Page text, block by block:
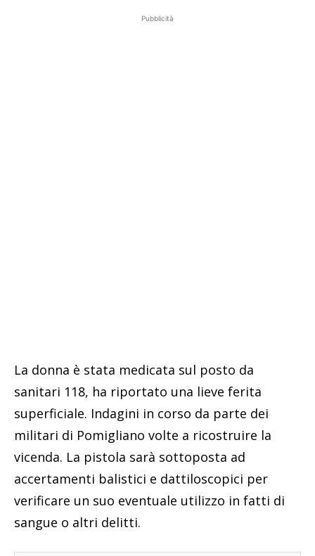
Pubblicità
La donna è stata medicata sul posto da
sanitari 118, ha riportato una lieve ferita
superficiale. Indagini in corso da parte dei
militari di Pomigliano volte a ricostruire la
vicenda. La pistola sarà sottoposta ad
accertamenti balistici e dattiloscopici per
verificare un suo eventuale utilizzo in fatti di
sangue o altri delitti.